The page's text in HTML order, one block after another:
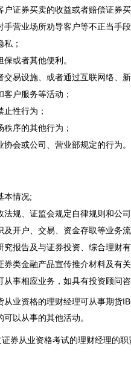
证券买卖的收益或者赔偿证券
营业场所劝导客户等不正当手段
；
或者其他便利。
易设施、或者通过互联网络、
户服务等活动；
性行为；
序的其他行为；
会或公司、营业部规定的行为。
本情况;
法规、证监会规定自律规则和公
及开户、交易、资金存取等业务
究报告及与证券投资、综合理财
券类金融产品宣传推介材料及有
事相应业务，如具有投资顾问
业资格的理财经理可从事期货
以从事的其他活动。
券从业资格考试的理财经理的职